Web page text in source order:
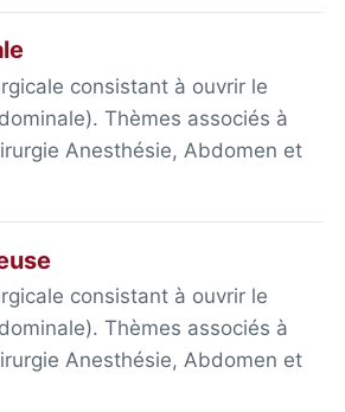
consistant à ouvrir le
Thèmes associés à
Anesthésie, Abdomen et
consistant à ouvrir le
Thèmes associés à
Anesthésie, Abdomen et